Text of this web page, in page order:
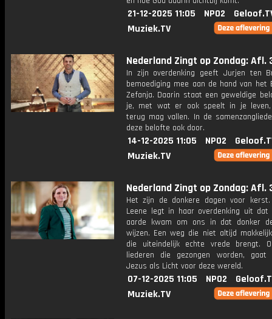
21-12-2025 11:05 NPO2
Muziek.TV
Nederland Zingt op Zondag: Afl.
In zijn overdenking geeft Jurjen ten
bemoediging mee aan de hand van het
Zefanja. Daarin staat een geweldige
je, met wat er ook speelt in je
terug mag vallen. In de
deze belofte ook door.
14-12-2025 11:05 NPO2
Muziek.TV
Nederland Zingt op Zondag: Afl.
Het zijn de donkere dagen voor
Leene legt in haar overdenking uit dat
aarde kwam om ons in dat donker
wijzen. Een weg die niet altijd
die uiteindelijk echte vrede brengt.
liederen die gezongen worden,
Jezus als Licht voor deze wereld.
07-12-2025 11:05 NPO2
Muziek.TV